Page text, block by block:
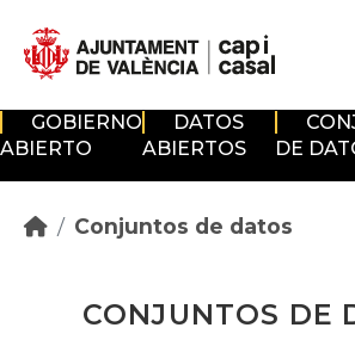
GOBIERNO
ABIERTO
DATOS
ABIERTOS
DE
Conjuntos de datos
CONJUNTOS DE